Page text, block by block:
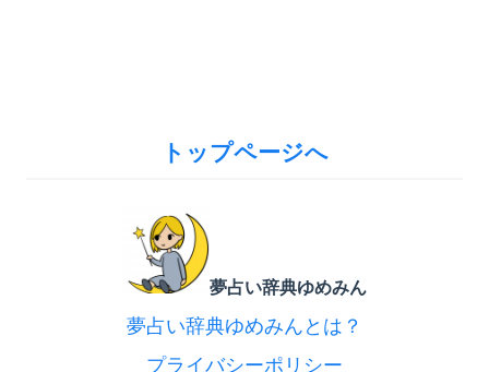
トップページへ
夢占い辞典ゆめみん
夢占い辞典ゆめみんとは？
プライバシーポリシー